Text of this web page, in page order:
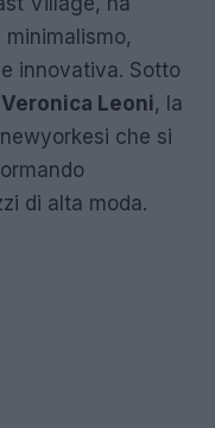
innovativa. Sotto
Veronica Leoni, la
che si
di alta moda.